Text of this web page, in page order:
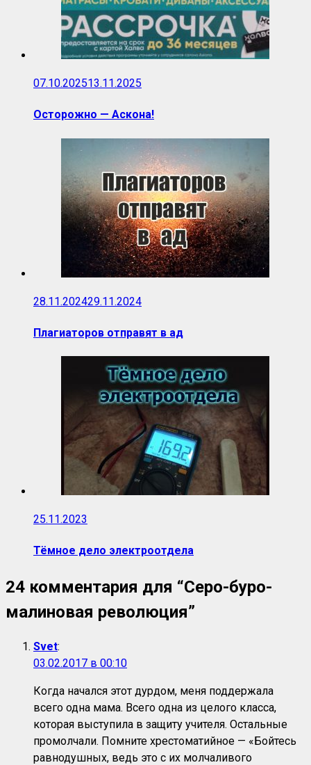
07.10.202513.11.2025
Осторожно — Аскона!
28.11.202429.11.2024
Плагиаторов отправят в ад
25.11.2023
Тёмное дело электроотдела
24 комментария для “Серо-буро-
малиновая революция”
Svet:
03.02.2017 в 00:10
Когда начался этот дурдом, меня поддержала
всего одна мама. Всего одна из целого класса,
которая выступила в защиту учителя. Остальные
промолчали. Помните хрестоматийное — «Бойтесь
равнодушных, ведь это с их молчаливого